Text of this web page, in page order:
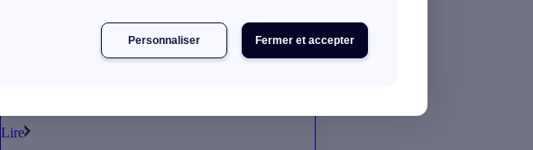
Fermer et accepter
Personnaliser
Poêle à granulés
Le poêle à granulés est recommandé
prix et les aides disponibles pour son
installation
Lire